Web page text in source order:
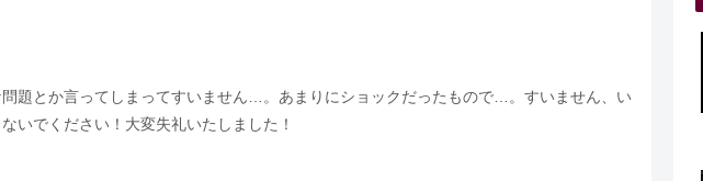
題とか言ってしまってすいません…。あまりにショックだったもので…。すいません、い
いでください！大変失礼いたしました！